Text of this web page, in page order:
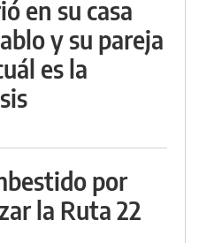
en su casa
y su pareja
es la
por
la Ruta 22